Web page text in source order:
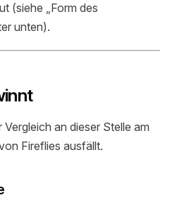
(siehe „Form des
unten).
an dieser Stelle am
Fireflies ausfällt.